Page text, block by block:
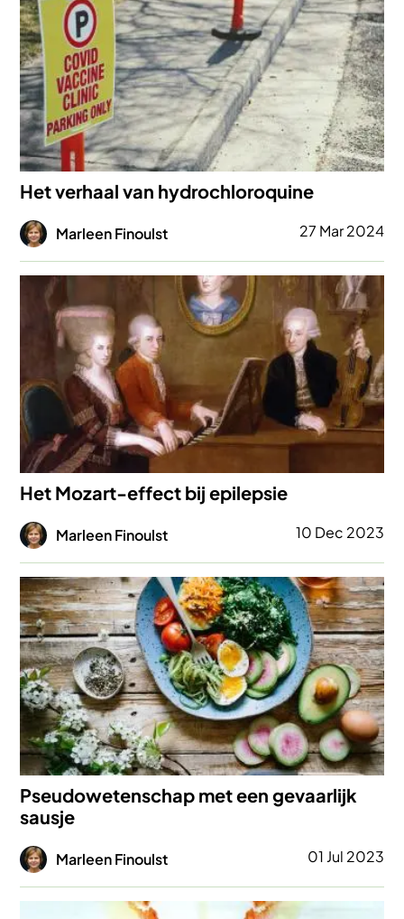
Het verhaal van hydrochloroquine
Afbeelding
Marleen Finoulst 27 Mar 2024
Afbeelding
Het Mozart-effect bij epilepsie
Afbeelding
Marleen Finoulst 10 Dec 2023
Afbeelding
Pseudowetenschap met een gevaarlijk
sausje
Afbeelding
Marleen Finoulst 01 Jul 2023